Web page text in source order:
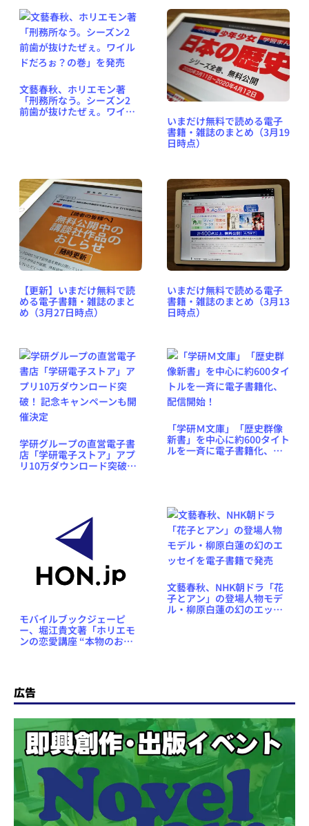
文藝春秋、ホリエモン著
「刑務所なう。シーズン2
前歯が抜けたぜぇ。ワイル
いまだけ無料で読める電子
書籍・雑誌のまとめ（3月19
日時点）
【更新】いまだけ無料で読
める電子書籍・雑誌のまと
め（3月27日時点）
いまだけ無料で読める電子
書籍・雑誌のまとめ（3月13
日時点）
学研グループの直営電子書
店「学研電子ストア」アプ
リ10万ダウンロード突破！
「学研Ｍ文庫」「歴史群像
新書」を中心に約600タイト
ルを一斉に電子書籍化、配
モバイルブックジェーピ
ー、堀江貴文著「ホリエモ
ンの恋愛講座 “本物のお金
文藝春秋、NHK朝ドラ「花
子とアン」の登場人物モデ
ル・柳原白蓮の幻のエッセ
広告